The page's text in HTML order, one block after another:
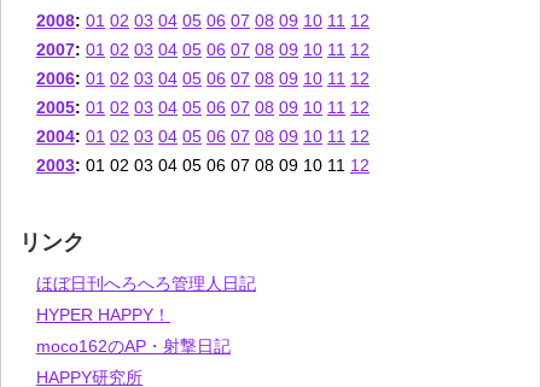
2008: 01 02 03 04 05 06 07 08 09 10 11 12
2007: 01 02 03 04 05 06 07 08 09 10 11 12
2006: 01 02 03 04 05 06 07 08 09 10 11 12
2005: 01 02 03 04 05 06 07 08 09 10 11 12
2004: 01 02 03 04 05 06 07 08 09 10 11 12
2003: 01 02 03 04 05 06 07 08 09 10 11 12
リンク
ほぼ日刊へろへろ管理人日記
HYPER HAPPY！
moco162のAP・射撃日記
HAPPY研究所